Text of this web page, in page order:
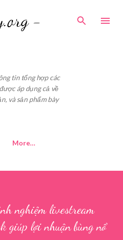
main content
-
tin tổng hợp các
áp dụng cả về
và sản phẩm bày
More…
nghiệm livestream
giúp lợi nhuận bùng nổ